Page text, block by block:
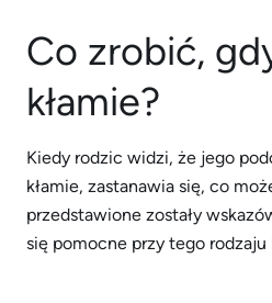
Co zrobić,
kłamie?
Kiedy rodzic widzi, że jego
kłamie, zastanawia się, co
przedstawione zostały
się pomocne przy tego rodzaju